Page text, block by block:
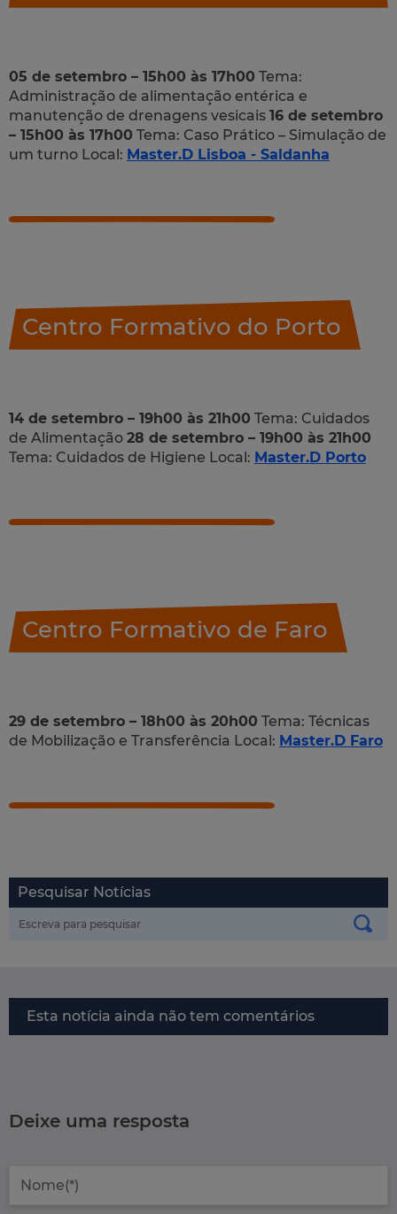
05 de setembro – 15h00 às 17h00 Tema:
Administração de alimentação entérica e
manutenção de drenagens vesicais 16 de setembro
– 15h00 às 17h00 Tema: Caso Prático – Simulação de
um turno Local: Master.D Lisboa - Saldanha
Centro Formativo do Porto
14 de setembro – 19h00 às 21h00 Tema: Cuidados
de Alimentação 28 de setembro – 19h00 às 21h00
Tema: Cuidados de Higiene Local: Master.D Porto
Centro Formativo de Faro
29 de setembro – 18h00 às 20h00 Tema: Técnicas
de Mobilização e Transferência Local: Master.D Faro
Pesquisar Notícias
Esta notícia ainda não tem comentários
Deixe uma resposta